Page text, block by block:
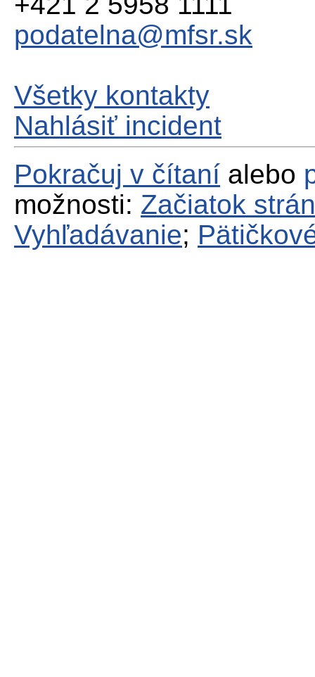
podatelna@mfsr.sk
Všetky kontakty
Nahlásiť incident
Pokračuj v čítaní alebo
možnosti: Začiatok
Vyhľadávanie;